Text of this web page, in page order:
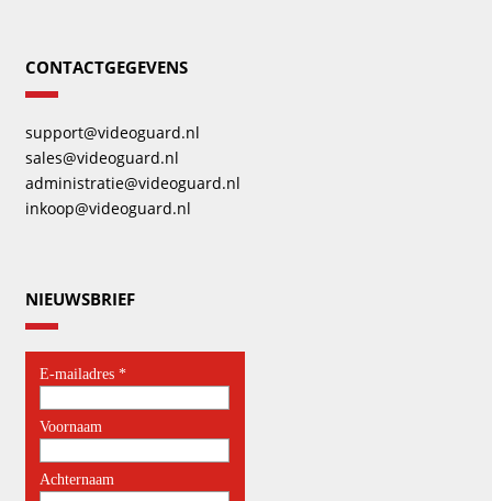
CONTACTGEGEVENS
support@videoguard.nl
sales@videoguard.nl
administratie@videoguard.nl
inkoop@videoguard.nl
NIEUWSBRIEF